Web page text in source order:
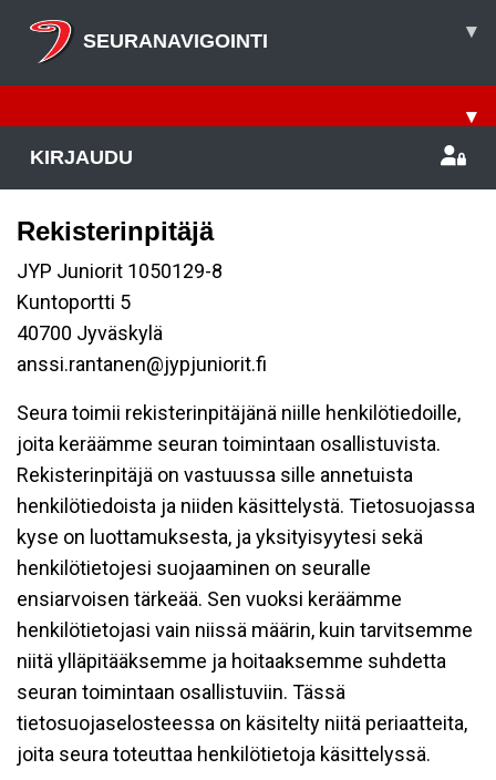
SEURANAVIGOINTI ▾
▾
KIRJAUDU
Rekisterinpitäjä
JYP Juniorit 1050129-8
Kuntoportti 5
40700 Jyväskylä
anssi.rantanen@jypjuniorit.fi
Seura toimii rekisterinpitäjänä niille henkilötiedoille,
joita keräämme seuran toimintaan osallistuvista.
Rekisterinpitäjä on vastuussa sille annetuista
henkilötiedoista ja niiden käsittelystä. Tietosuojassa
kyse on luottamuksesta, ja yksityisyytesi sekä
henkilötietojesi suojaaminen on seuralle
ensiarvoisen tärkeää. Sen vuoksi keräämme
henkilötietojasi vain niissä määrin, kuin tarvitsemme
niitä ylläpitääksemme ja hoitaaksemme suhdetta
seuran toimintaan osallistuviin. Tässä
tietosuojaselosteessa on käsitelty niitä periaatteita,
joita seura toteuttaa henkilötietoja käsittelyssä.